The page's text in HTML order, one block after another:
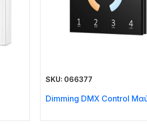
SKU: 066377
Dimming DMX Control